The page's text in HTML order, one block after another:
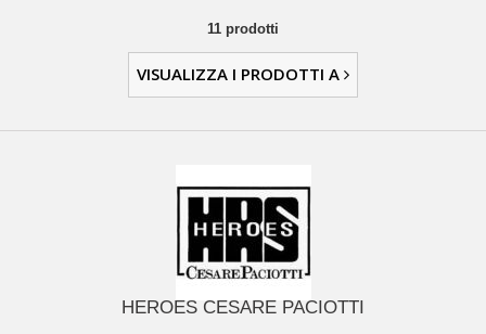
11 prodotti
VISUALIZZA I PRODOTTI A
HEROES CESARE PACIOTTI